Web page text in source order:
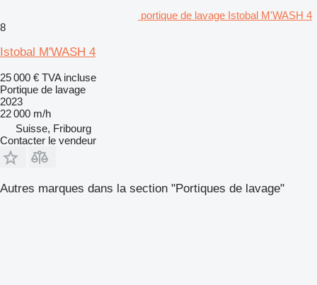
portique de lavage Istobal M'WASH 4
8
Istobal M'WASH 4
25 000 € TVA incluse
Portique de lavage
2023
22 000 m/h
Suisse, Fribourg
Contacter le vendeur
Autres marques dans la section "Portiques de lavage"